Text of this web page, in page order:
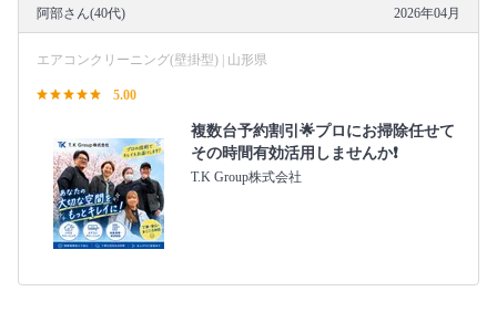
阿部さん(40代) 2026年04月
エアコンクリーニング(壁掛型) | 山形県
5.00
複数台予約割引🌟プロにお掃除任せて
その時間有効活用しませんか❗️
T.K Group株式会社